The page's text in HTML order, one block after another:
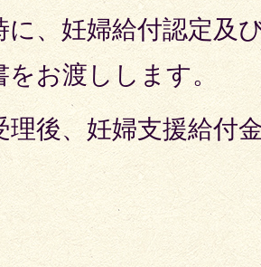
に、妊婦給付認定及
をお渡しします。
理後、妊婦支援給付